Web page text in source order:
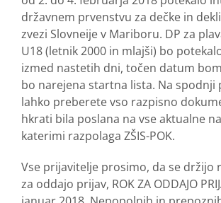
državnem prvenstvu za dečke in
zvezi Slovneije v Mariboru. DP za
U18 (letnik 2000 in mlajši) bo
izmed nastetih dni, točen datum
bo narejena startna lista. Na spodnji
lahko preberete vso razpisno
hkrati bila poslana na vse aktualne
katerimi razpolaga ZŠIS-POK.
Vse prijavitelje prosimo, da se držijo
za oddajo prijav, ROK ZA ODDAJO